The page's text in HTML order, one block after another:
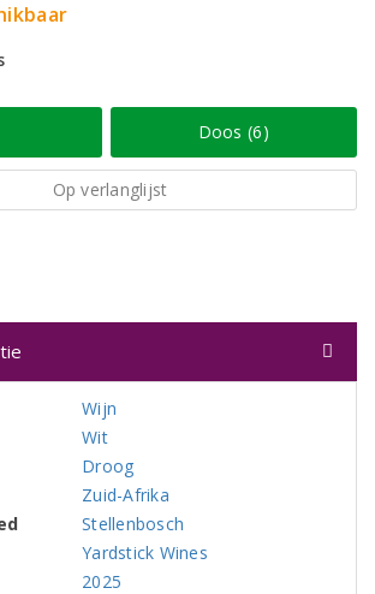
Doos (6)
Op verlanglijst
Wijn
Wit
Droog
Zuid-Afrika
Stellenbosch
Yardstick Wines
2025